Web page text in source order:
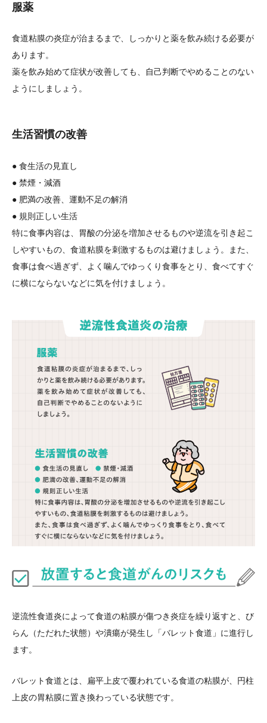
服薬
食道粘膜の炎症が治まるまで、しっかりと薬を飲み続ける必要が
あります。
薬を飲み始めて症状が改善しても、自己判断でやめることのない
ようにしましょう。
生活習慣の改善
● 食生活の見直し
● 禁煙・減酒
● 肥満の改善、運動不足の解消
● 規則正しい生活
特に食事内容は、胃酸の分泌を増加させるものや逆流を引き起こ
しやすいもの、食道粘膜を刺激するものは避けましょう。また、
食事は食べ過ぎず、よく噛んでゆっくり食事をとり、食べてすぐ
に横にならないなどに気を付けましょう。
逆流性食道炎によって食道の粘膜が傷つき炎症を繰り返すと、び
らん（ただれた状態）や潰瘍が発生し「バレット食道」に進行し
ます。
バレット食道とは、扁平上皮で覆われている食道の粘膜が、円柱
上皮の胃粘膜に置き換わっている状態です。